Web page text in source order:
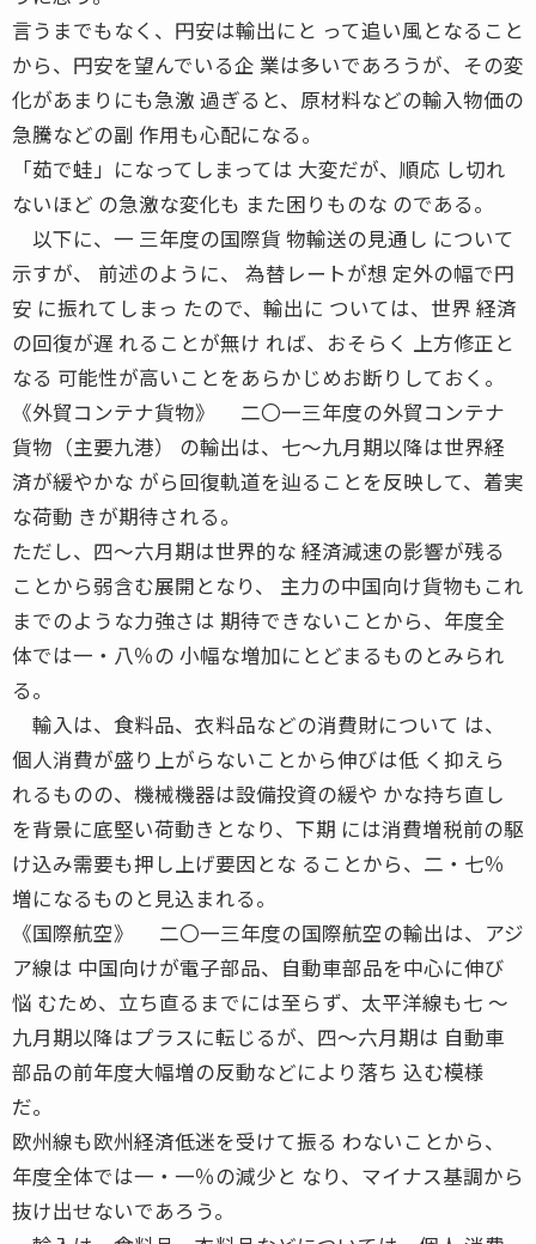
言うまでもなく、円安は輸出にと って追い風となること
から、円安を望んでいる企 業は多いであろうが、その変
化があまりにも急激 過ぎると、原材料などの輸入物価の
急騰などの副 作用も心配になる。
「茹で蛙」になってしまっては 大変だが、順応 し切れ
ないほど の急激な変化も また困りものな のである。
以下に、一 三年度の国際貨 物輸送の見通し について
示すが、 前述のように、 為替レートが想 定外の幅で円
安 に振れてしまっ たので、輸出に ついては、世界 経済
の回復が遅 れることが無け れば、おそらく 上方修正と
なる 可能性が高いことをあらかじめお断りしておく。
《外貿コンテナ貨物》 二〇一三年度の外貿コンテナ
貨物（主要九港） の輸出は、七〜九月期以降は世界経
済が緩やかな がら回復軌道を辿ることを反映して、着実
な荷動 きが期待される。
ただし、四〜六月期は世界的な 経済減速の影響が残る
ことから弱含む展開となり、 主力の中国向け貨物もこれ
までのような力強さは 期待できないことから、年度全
体では一・八％の 小幅な増加にとどまるものとみられ
る。
輸入は、食料品、衣料品などの消費財について は、
個人消費が盛り上がらないことから伸びは低 く抑えら
れるものの、機械機器は設備投資の緩や かな持ち直し
を背景に底堅い荷動きとなり、下期 には消費増税前の駆
け込み需要も押し上げ要因とな ることから、二・七％
増になるものと見込まれる。
《国際航空》 二〇一三年度の国際航空の輸出は、アジ
ア線は 中国向けが電子部品、自動車部品を中心に伸び
悩 むため、立ち直るまでには至らず、太平洋線も七 〜
九月期以降はプラスに転じるが、四〜六月期は 自動車
部品の前年度大幅増の反動などにより落ち 込む模様
だ。
欧州線も欧州経済低迷を受けて振る わないことから、
年度全体では一・一％の減少と なり、マイナス基調から
抜け出せないであろう。